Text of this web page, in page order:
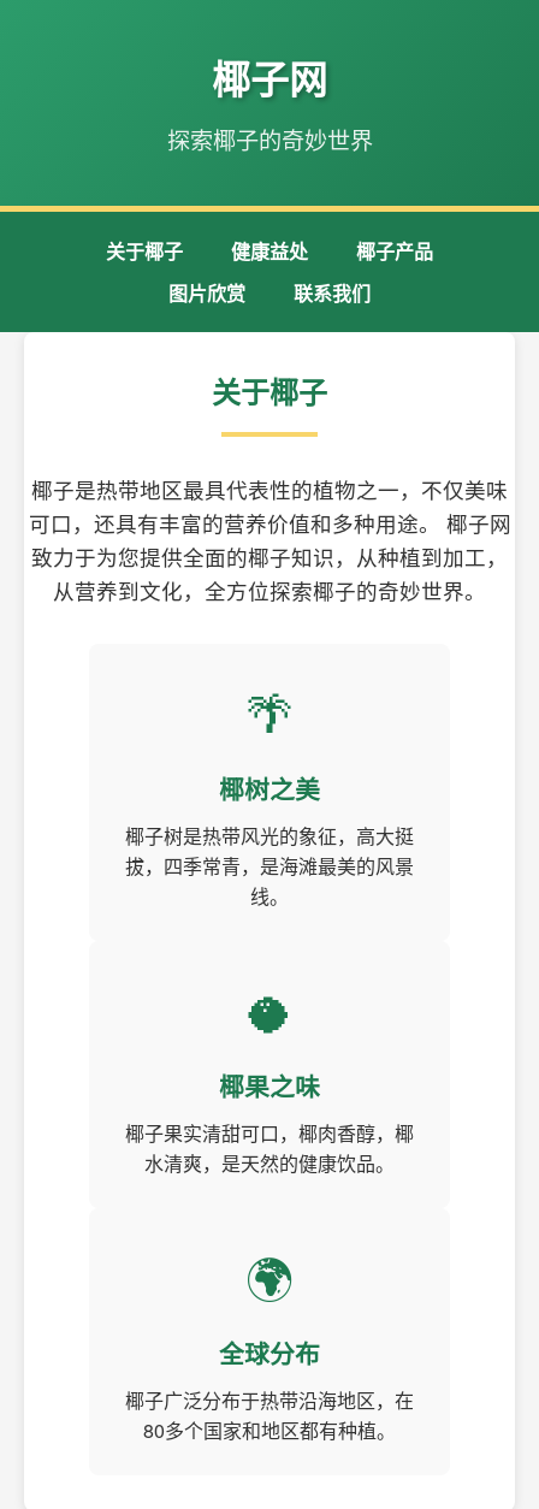
椰子网
探索椰子的奇妙世界
关于椰子 健康益处
椰子产品
图片欣赏
联系我们
关于椰子
椰子是热带地区最具代表性的植物之一，不仅美味
可口，还具有丰富的营养价值和多种用途。 椰子网
致力于为您提供全面的椰子知识，从种植到加工，
从营养到文化，全方位探索椰子的奇妙世界。
🌴
椰树之美
椰子树是热带风光的象征，高大挺
拔，四季常青，是海滩最美的风景
线。
🥥
椰果之味
椰子果实清甜可口，椰肉香醇，椰
水清爽，是天然的健康饮品。
🌍
全球分布
椰子广泛分布于热带沿海地区，在
80多个国家和地区都有种植。